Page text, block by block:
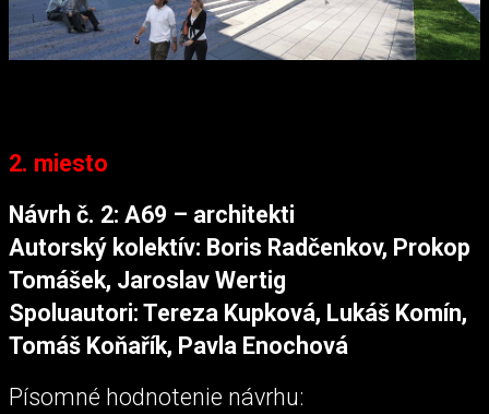
2. miesto
Návrh č. 2: A69 – architekti
Autorský kolektív: Boris Radčenkov, Prokop
Tomášek, Jaroslav Wertig
Spoluautori: Tereza Kupková, Lukáš Komín,
Tomáš Koňařík, Pavla Enochová
Písomné hodnotenie návrhu: